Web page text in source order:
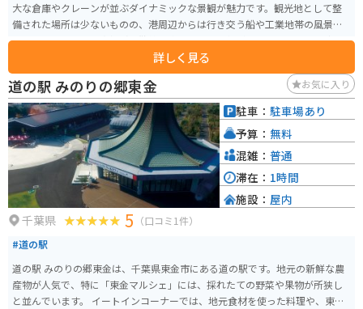
大な倉庫やクレーンが並ぶダイナミックな景観が魅力です。観光地として整
備された場所は少ないものの、港周辺からは行き交う船や工業地帯の風景を
間近に感じられ、写真撮影や散策を楽しむ人に人気があります。 特に夕方か
ら夜にかけては、工場や施設の灯りが水面に映り込む工場夜景が美しく、静
かに眺められる穴場的スポットとして知られています。人が少ない分、落ち
着いて過ごせるのも魅力です。 バイクで訪れる場合は、湾岸エリアの直線道
路が走りやすく、ナイトツーリングにも適しています。ただし大型車の往来
が多いエリアでもあるため、交通量や路面状況に注意しながら走るのがおす
すめです。また、SSTR出発地点としてもおすすめです。
詳しく見る
道の駅 みのりの郷東金 お気に入り
千葉県 5 （口コミ1件）
#道の駅
道の駅 みのりの郷東金は、千葉県東金市にある道の駅です。地元の新鮮な農
産物が人気で、特に「東金マルシェ」には、採れたての野菜や果物が所狭し
と並んでいます。 イートインコーナーでは、地元食材を使った料理や、東金
駐車： 駐車場あり
予算： 無料
混雑： 普通
滞在： 1時間
施設： 屋内